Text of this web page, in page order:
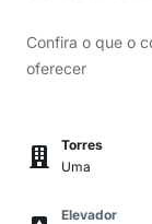
Confira o que o
oferecer
Torres
Uma
Elevador